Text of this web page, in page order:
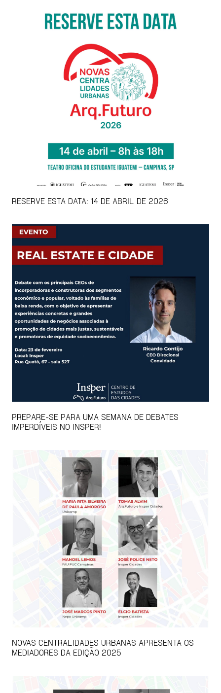
RESERVE ESTA DATA: 14 DE ABRIL DE 2026
PREPARE-SE PARA UMA SEMANA DE DEBATES
IMPERDÍVEIS NO INSPER!
NOVAS CENTRALIDADES URBANAS APRESENTA OS
MEDIADORES DA EDIÇÃO 2025